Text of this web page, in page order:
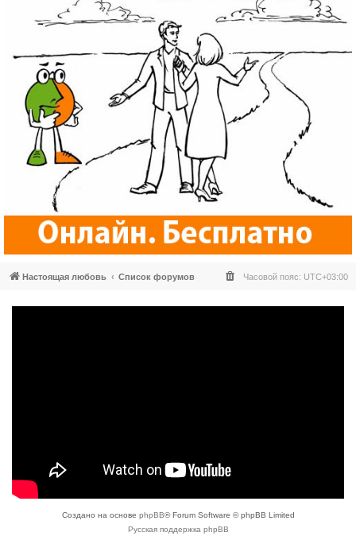
Настоящая любовь Список форумов Часовой пояс: UTC+03:00
Создано на основе phpBB® Forum Software © phpBB Limited
Русская поддержка phpBB